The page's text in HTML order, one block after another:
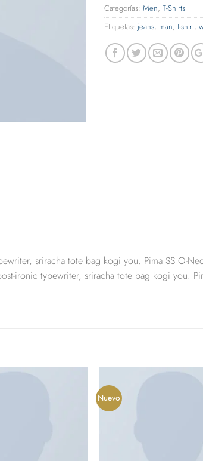
Categorías: Men, T-Shirts
Etiquetas: jeans, man, t-shirt,
sriracha tote bag kogi you. Pima SS O-
ironic typewriter, sriracha tote bag kogi you.
Nuevo